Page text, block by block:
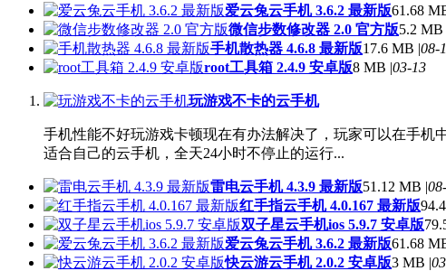
爱云兔云手机 3.6.2 最新版61.68
微信步数修改器 2.0 官方版5.2 MB
手机散热器 4.6.8 最新版17.6 MB |08-
root工具箱 2.4.9 安卓版8 MB |03-13
玩游戏不卡的云手机
手机性能不好玩游戏卡顿现在有办法解决了，玩家可以在手
适合自己的云手机，全天24小时不停止的运行...
雷电云手机 4.3.9 最新版51.12 MB |
红手指云手机 4.0.167 最新版
双子星云手机ios 5.9.7 安卓版
爱云兔云手机 3.6.2 最新版61.68
快云游云手机 2.0.2 安卓版3 MB |